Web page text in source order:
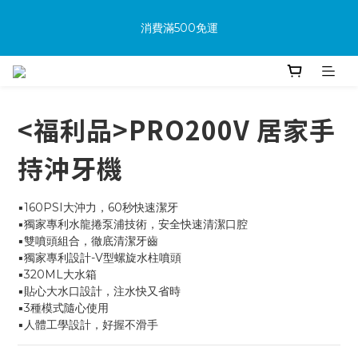
🔥首次加入會員享可享100購物金
🔥購買商品並上網填寫完整保固資料贈100購物金(填保固前須先
消費滿500免運
<福利品>PRO200V 居家手
持沖牙機
▪️160PSI大沖力，60秒快速潔牙
▪️獨家專利水龍捲泵浦技術，安全快速清潔口腔
▪️雙噴頭組合，徹底清潔牙齒
▪️獨家專利設計-V型螺旋水柱噴頭
▪️320ML大水箱
▪️貼心大水口設計，注水快又省時
▪️3種模式隨心使用
▪️人體工學設計，好握不滑手